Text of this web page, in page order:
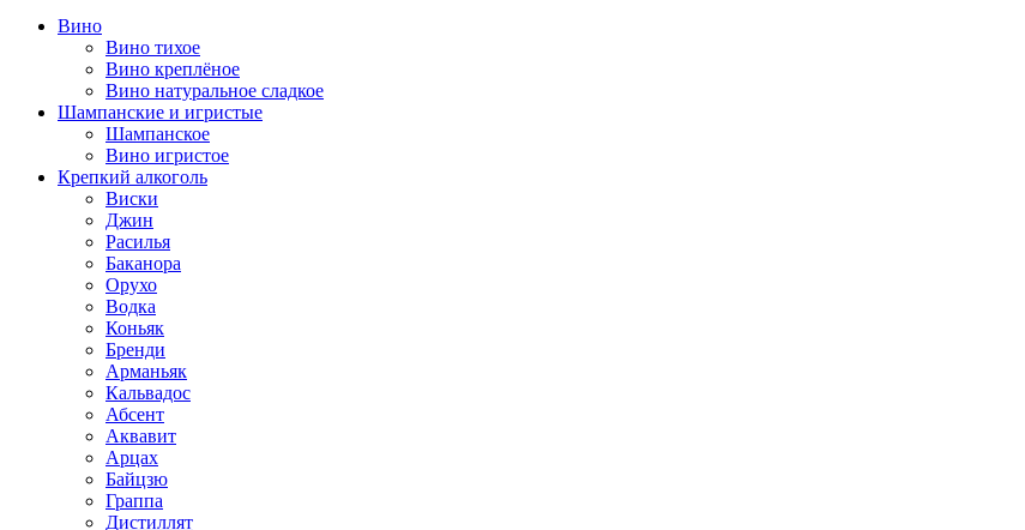
Вино
Вино тихое
Вино креплёное
Вино натуральное сладкое
Шампанские и игристые
Шампанское
Вино игристое
Крепкий алкоголь
Виски
Джин
Расилья
Баканора
Орухо
Водка
Коньяк
Бренди
Арманьяк
Кальвадос
Абсент
Аквавит
Арцах
Байцзю
Граппа
Дистиллят